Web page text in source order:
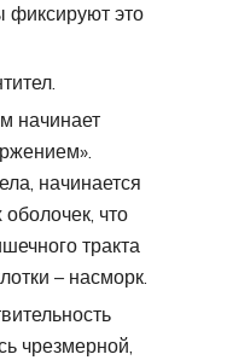
фиксируют это
начинает
начинается
оболочек, что
тракта
– насморк.
чрезмерной,